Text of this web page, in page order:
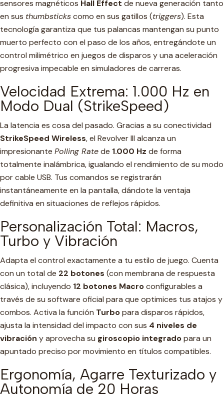
sensores magnéticos Hall Effect de nueva generación tanto
en sus thumbstickscomo en sus gatillos (triggers). Esta
tecnología garantiza que tus palancas mantengan su punto
muerto perfecto con el paso de los años, entregándote un
control milimétrico en juegos de disparos y una aceleración
progresiva impecable en simuladores de carreras.
Velocidad Extrema: 1.000 Hz en
Modo Dual (StrikeSpeed)
La latencia es cosa del pasado. Gracias a su conectividad
StrikeSpeed Wireless, el Revolver III alcanza un
impresionante Polling Ratede 1.000 Hz de forma
totalmente inalámbrica, igualando el rendimiento de su modo
por cable USB. Tus comandos se registrarán
instantáneamente en la pantalla, dándote la ventaja
definitiva en situaciones de reflejos rápidos.
Personalización Total: Macros,
Turbo y Vibración
Adapta el control exactamente a tu estilo de juego. Cuenta
con un total de 22 botones (con membrana de respuesta
clásica), incluyendo 12 botones Macroconfigurables a
través de su software oficial para que optimices tus atajos y
combos. Activa la función Turbopara disparos rápidos,
ajusta la intensidad del impacto con sus 4 niveles de
vibración y aprovecha su giroscopio integradopara un
apuntado preciso por movimiento en títulos compatibles.
Ergonomía, Agarre Texturizado y
Autonomía de 20 Horas